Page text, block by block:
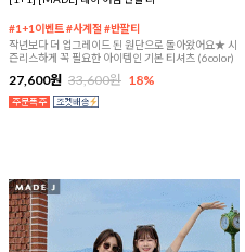
#1+1이벤트 #사계절 #반팔티
작년보다 더 업그레이드 된 원단으로 돌아왔어요★ 시
즌리스하게 꼭 필요한 아이템인 기본 티셔츠 (6color)
27,600원 33,600원 18%